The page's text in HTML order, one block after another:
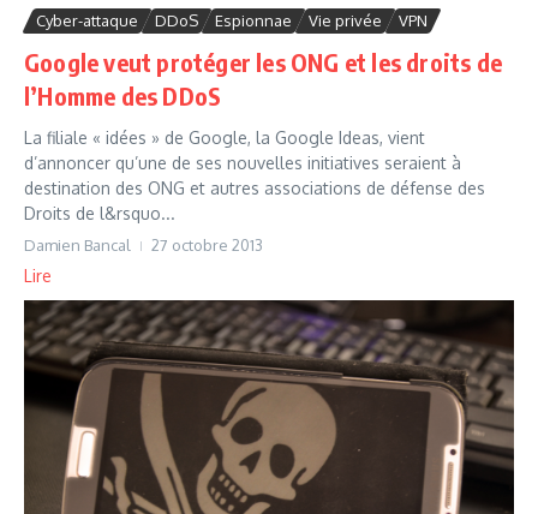
Cyber-attaque DDoS Espionnae Vie privée VPN
Google veut protéger les ONG et les droits de
l’Homme des DDoS
La filiale « idées » de Google, la Google Ideas, vient
d’annoncer qu’une de ses nouvelles initiatives seraient à
destination des ONG et autres associations de défense des
Droits de l&rsquo...
Damien Bancal 27 octobre 2013
Lire